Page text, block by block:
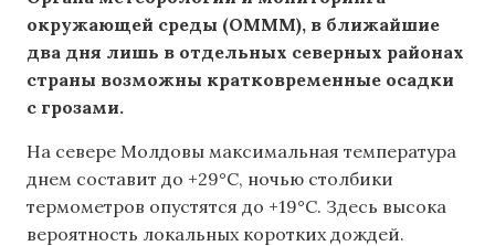
окружающей среды (OMMM), в ближайшие
два дня лишь в отдельных северных районах
страны возможны кратковременные осадки
с грозами.
На севере Молдовы максимальная температура
днем составит до +29°C, ночью столбики
термометров опустятся до +19°C. Здесь высока
вероятность локальных коротких дождей.